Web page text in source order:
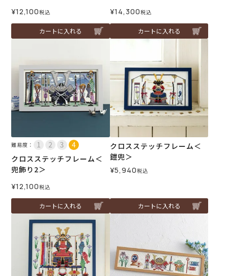
¥12,100税込
カートに入れる
¥14,300税込
カートに入れる
難易度：
クロスステッチフレーム＜
兜飾り2＞
¥12,100税込
カートに入れる
クロスステッチフレーム＜
鎧兜＞
¥5,940税込
カートに入れる